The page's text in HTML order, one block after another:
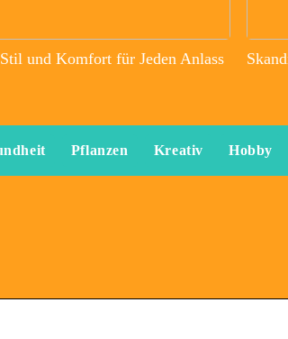
und Komfort für Jeden Anlass
Pflanzen Kreativ Hobby